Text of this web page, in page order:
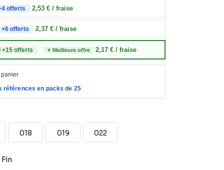
offerts 2,53 € / fraise
+6 offerts 2,37 € / fraise
+15 offerts ⭐ Meilleure offre 2,17 € / fraise
panier
références en packs de 25
018 019 022